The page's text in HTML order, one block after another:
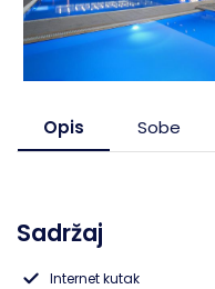
Opis Sobe
Sadržaj
Internet kutak
Pefkohori- Glarokavos
Siviri
Solunska regija
Trakija
Lefkada, ostrvo
Ribarska Banja
Sijarinska Banja
Sokobanja
Topola